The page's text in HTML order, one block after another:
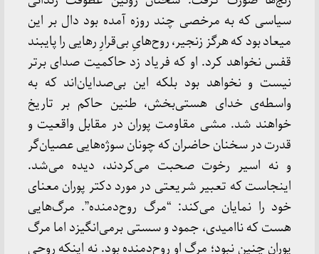
سیاسی که به مرخصی چند روزه آمده بود دال بر این
میعاد بود که هرگز زنجیر، روح‌هایِ بی‌قرارِ رهایی را پایبند
قفس نخواهد کرد. او که فریاد زد حاکمیت صدای برتر
نیست و نخواهد بود بلکه این بی‌صدایان‌اند که به
واسطه‌ی خدای هستی‌بخش، طنین حاکم بر تاریخ
خواهند شد. مشی مقاومت پوران در مقابل واقعیت و
قدرت در سخنان حاضران که چونان سوژه‌هایی عصیان‌گر
و نه اسیر رخوت صحبت می‌کردند، دیده می‌شد.
اینجاست که تعبیر شریعتی در مورد دکتر پوران معنای
خود را نمایان می‌کند: “مرگ ‌روح‌دمنده”. مرگ‌هایی
هست که ناامیدی، جمود و سستی برمی‌انگیزد اما مرگ
پوران چنین نبود؛ مرگ او روح‌دمنده بود. نه اینکه روحی